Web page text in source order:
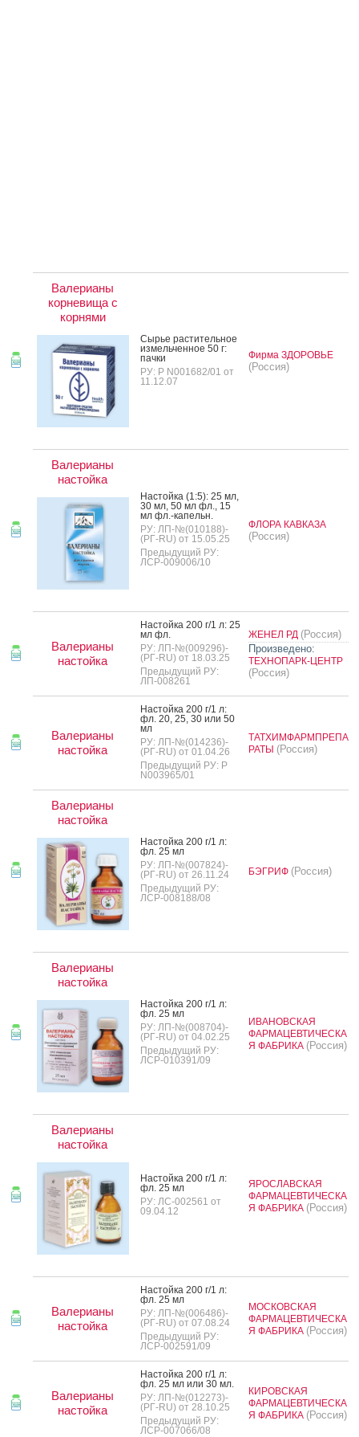
Валерианы
корневища с
корнями
Сырье рас­ти­тель­ное
из­мель­чен­ное 50 г:
пач­ки
РУ: Р N001682/01 от
11.12.07
Фирма ЗДОРОВЬЕ
(Россия)
Валерианы
настойка
Нас­той­ка (1:5): 25 мл,
30 мл, 50 мл фл., 15
мл фл.-ка­пельн.
РУ: ЛП-№(010188)-
(РГ-RU) от 15.05.25
Предыдущий РУ:
ЛСР-009006/10
ФЛОРА КАВКАЗА
(Россия)
Валерианы
настойка
Нас­той­ка 200 г/1 л: 25
мл фл.
РУ: ЛП-№(009296)-
(РГ-RU) от 18.03.25
Предыдущий РУ:
ЛП-008261
ЖЕНЕЛ РД (Россия)
Произведено:
ТЕХНОПАРК-ЦЕНТР
(Россия)
Валерианы
настойка
Нас­той­ка 200 г/1 л:
фл. 20, 25, 30 или 50
мл
РУ: ЛП-№(014236)-
(РГ-RU) от 01.04.26
Предыдущий РУ: Р
N003965/01
ТАТХИМФАРМПРЕПА
РАТЫ (Россия)
Валерианы
настойка
Нас­той­ка 200 г/1 л:
фл. 25 мл
РУ: ЛП-№(007824)-
(РГ-RU) от 26.11.24
Предыдущий РУ:
ЛСР-008188/08
БЭГРИФ (Россия)
Валерианы
настойка
Нас­той­ка 200 г/1 л:
фл. 25 мл
РУ: ЛП-№(008704)-
(РГ-RU) от 04.02.25
Предыдущий РУ:
ЛСР-010391/09
ИВАНОВСКАЯ
ФАРМАЦЕВТИЧЕСКА
Я ФАБРИКА (Россия)
Валерианы
настойка
Нас­той­ка 200 г/1 л:
фл. 25 мл
РУ: ЛС-002561 от
09.04.12
ЯРОСЛАВСКАЯ
ФАРМАЦЕВТИЧЕСКА
Я ФАБРИКА (Россия)
Валерианы
настойка
Нас­той­ка 200 г/1 л:
фл. 25 мл
РУ: ЛП-№(006486)-
(РГ-RU) от 07.08.24
Предыдущий РУ:
ЛСР-002591/09
МОСКОВСКАЯ
ФАРМАЦЕВТИЧЕСКА
Я ФАБРИКА (Россия)
Валерианы
настойка
Нас­той­ка 200 г/1 л:
фл. 25 мл или 30 мл.
РУ: ЛП-№(012273)-
(РГ-RU) от 28.10.25
Предыдущий РУ:
ЛСР-007066/08
КИРОВСКАЯ
ФАРМАЦЕВТИЧЕСКА
Я ФАБРИКА (Россия)